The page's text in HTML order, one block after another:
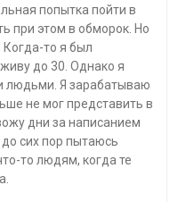
попытка пойти в
при этом в обморок. Но
то я был
до 30. Однако я
Я зарабатываю
не мог представить в
дни за написанием
до сих пор пытаюсь
то людям, когда те